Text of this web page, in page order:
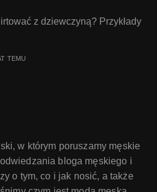
z dziewczyną? Przykłady
TEMU
w którym poruszamy męskie
bloga męskiego i
o tym, co i jak nosić, a także